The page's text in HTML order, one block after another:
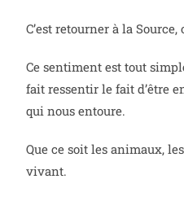
C’est retourner à la
Ce sentiment est tout
fait ressentir le fait d’être
qui nous entoure.
Que ce soit les animaux,
vivant.